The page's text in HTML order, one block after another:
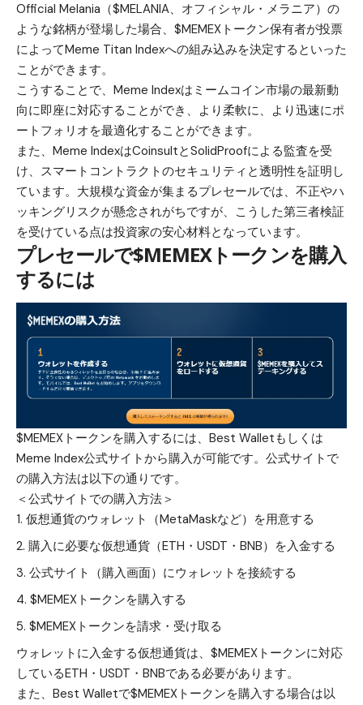
Official Melania（$MELANIA、オフィシャル・メラニア） の
ような銘柄が登場した場合、$MEMEXトークン保有者が投票
によってMeme Titan Indexへの組み込みを決定するといった
ことができます。
こうすることで、Meme Indexはミームコイン市場の最新動
向に即座に対応することができ、より柔軟に、より迅速にポ
ートフォリオを最適化することができます。
また、Meme IndexはCoinsultとSolidProofによる監査を受
け、スマートコントラクトのセキュリティと透明性を証明し
ています。大規模な資金が集まるプレセールでは、不正やハ
ッキングリスクが懸念されがちですが、こうした第三者検証
を受けている点は投資家の安心材料となっています。
プレセールで$MEMEXトークンを購入
するには
$MEMEXトークンを購入するには、Best Walletもしくは
Meme Index公式サイトから購入が可能です。公式サイトで
の購入方法は以下の通りです。
＜公式サイトでの購入方法＞
仮想通貨のウォレット（MetaMaskなど）を用意する
購入に必要な仮想通貨（ETH・USDT・BNB）を入金する
公式サイト（購入画面） にウォレットを接続する
$MEMEXトークンを購入する
$MEMEXトークンを請求・受け取る
ウォレットに入金する仮想通貨は、$MEMEXトークンに対応
しているETH・USDT・BNBである必要があります。
また、Best Walletで$MEMEXトークンを購入する場合は以